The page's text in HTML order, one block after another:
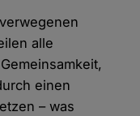
alle
einen
– was